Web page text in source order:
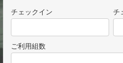
チェックイン チ
ご利用組数